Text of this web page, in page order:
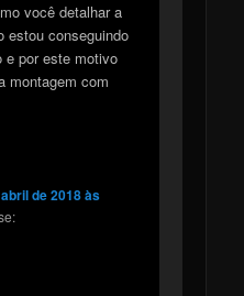
você detalhar a
estou conseguindo
e por este motivo
montagem com
de 2018 às